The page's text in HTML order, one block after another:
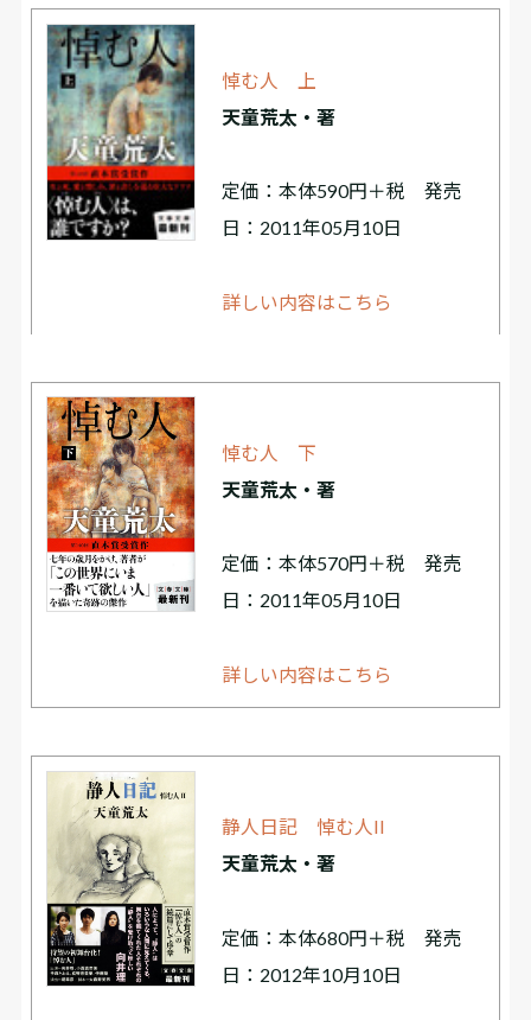
悼む人 上
天童荒太・著
定価：本体590円＋税 発売
日：2011年05月10日
詳しい内容はこちら
悼む人 下
天童荒太・著
定価：本体570円＋税 発売
日：2011年05月10日
詳しい内容はこちら
静人日記 悼む人II
天童荒太・著
定価：本体680円＋税 発売
日：2012年10月10日